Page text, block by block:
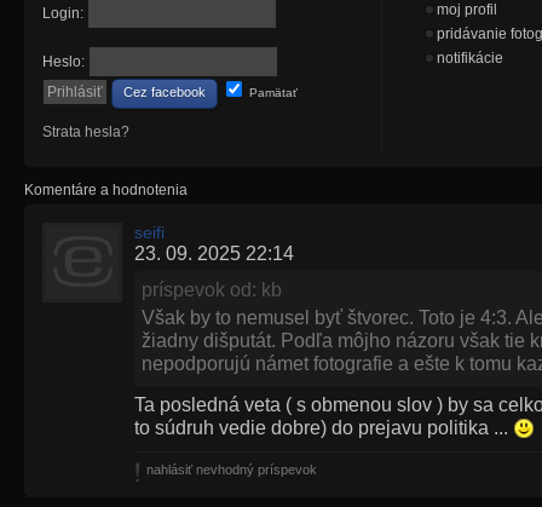
Login:
Heslo:
Cez facebook Pamätať
Strata hesla?
moj profil
pridávanie
notifikácie
Komentáre a hodnotenia
seifi
23. 09. 2025 22:14
príspevok od: kb
Však by to nemusel byť štvorec. Toto je 4:3.
žiadny dišputát. Podľa môjho názoru však tie
nepodporujú námet fotografie a ešte k tomu
Ta posledná veta ( s obmenou slov ) by sa
to súdruh vedie dobre) do prejavu politika ...
nahlásiť nevhodný príspevok